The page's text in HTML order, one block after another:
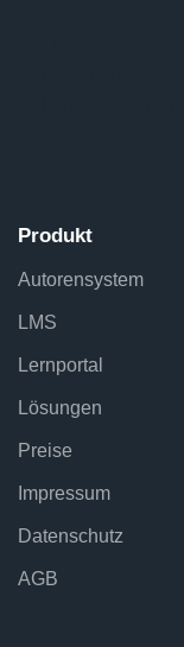
Produkt
Autorensystem
LMS
Lernportal
Lösungen
Preise
Impressum
Datenschutz
AGB